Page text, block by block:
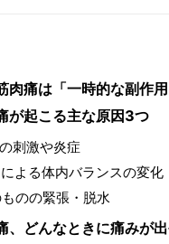
肉痛は「一時的な副作
が起こる主な原因3つ
刺激や炎症
よる体内バランスの変化
のの緊張・脱水
、どんなときに痛みが